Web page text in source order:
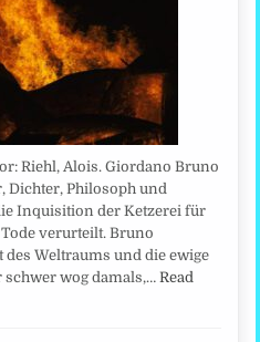
Riehl, Alois. Giordano Bruno
Dichter, Philosoph und
Inquisition der Ketzerei für
verurteilt. Bruno
Weltraums und die ewige
schwer wog damals,…Read